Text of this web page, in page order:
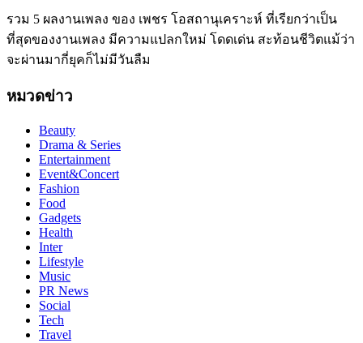
รวม 5 ผลงานเพลง ของ เพชร โอสถานุเคราะห์ ที่เรียกว่าเป็น
ที่สุดของงานเพลง มีความแปลกใหม่ โดดเด่น สะท้อนชีวิตแม้ว่า
จะผ่านมากี่ยุคก็ไม่มีวันลืม
หมวดข่าว
Beauty
Drama & Series
Entertainment
Event&Concert
Fashion
Food
Gadgets
Health
Inter
Lifestyle
Music
PR News
Social
Tech
Travel